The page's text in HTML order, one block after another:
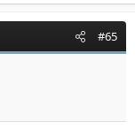
#65